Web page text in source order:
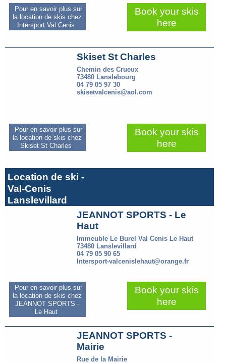
Pour en savoir plus sur
la location de skis chez
Intersport Val Cenis
Book your skis
here
Skiset St Charles
Chemin des Crueux
73480 Lanslebourg
04 79 05 97 30
skisetvalcenis@aol.com
Pour en savoir plus sur
la location de skis chez
Skiset St Charles
Book your skis
here
Location de ski -
Val-Cenis
Lanslevillard
JEANNOT SPORTS - Le
Haut
Immeuble Le Burel Val Cenis Le Haut
73480 Lanslevillard
04 79 05 90 65
Intersport-valcenislehaut@orange.fr
Pour en savoir plus sur
la location de skis chez
JEANNOT SPORTS -
Le Haut
Book your skis
here
JEANNOT SPORTS -
Mairie
Rue de la Mairie